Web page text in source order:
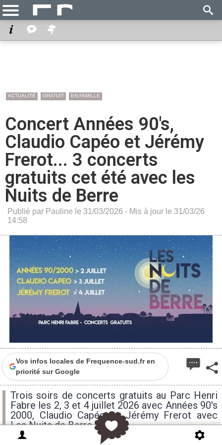
ACTUALITÉ GRATUIT EN FAMILLE
Concert Années 90's,
Claudio Capéo et Jérémy
Frerot... 3 concerts
gratuits cet été avec les
Nuits de Berre
Publié par Pauline le 31/03/2026 - Mis à jour le 31/03/26
14:58
Vos infos locales de Frequence-sud.fr en
priorité sur Google
Trois soirs de concerts gratuits au Parc Henri
Fabre les 2, 3 et 4 juillet 2026 avec Années 90's
2000, Claudio Capéo et Jérémy Frerot avec
Les Nuits de Berre.